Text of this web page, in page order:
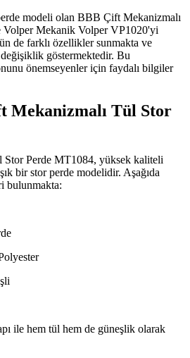
modeli olan BBB Çift Mekanizmalı
Mekanik Volper VP1020'yi
de farklı özellikler sunmakta ve
göstermektedir. Bu
önemseyenler için faydalı bilgiler
Mekanizmalı Tül Stor
Perde MT1084, yüksek kaliteli
bir stor perde modelidir. Aşağıda
bulunmakta:
ile hem tül hem de güneşlik olarak